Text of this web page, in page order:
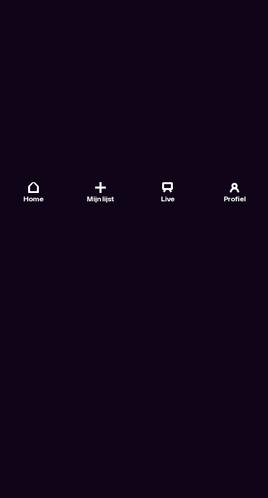
Home Mijn lijst Live Profiel